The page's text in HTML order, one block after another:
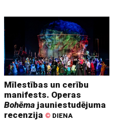
Mīlestības un cerību
manifests. Operas
Bohēma jauniestudējuma
recenzija © DIENA